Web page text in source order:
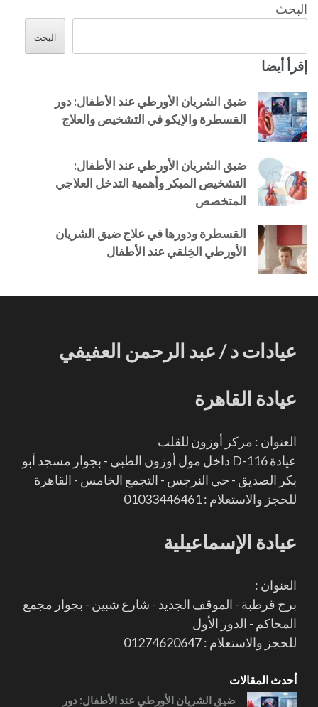
البحث
البحث
إقرأ أيضا
ضيق الشريان الأورطي عند الأطفال: دور
القسطرة والإيكو في التشخيص والعلاج
ضيق الشريان الأورطي عند الأطفال:
التشخيص المبكر وأهمية التدخل العلاجي
المتخصص
القسطرة ودورها في علاج ضيق الشريان
الأورطي الخِلقي عند الأطفال
عيادات د / عبد الرحمن العفيفي
عيادة القاهرة
العنوان : مركز أوزون للقلب
عيادة D-116 داخل مول أوزون الطبي - بجوار مسجد أبو
بكر الصديق - حي النرجس - التجمع الخامس - القاهرة
للحجز والاستعلام : 01033446461
عيادة الإسماعيلية
العنوان :
برج قرطبة - الموقف الجديد - شارع شبين - بجوار مجمع
المحاكم - الدور الأول
للحجز والاستعلام : 01274620647
أحدث المقالات
ضيق الشريان الأورطي عند الأطفال: دور